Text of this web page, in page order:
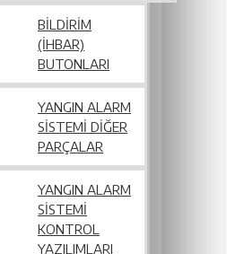
BILDIRIM
(İHBAR)
BUTONLARI
YANGIN ALARM
SISTEMI DIĞER
PARÇALAR
YANGIN ALARM
SISTEMI
KONTROL
YAZILIMLARI